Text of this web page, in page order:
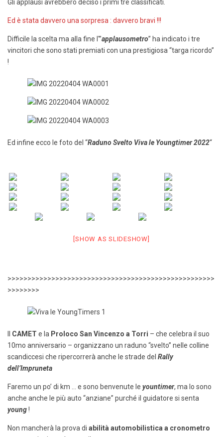
Gli applausi avrebbero deciso i primi tre classificati.
Ed è stata davvero una sorpresa : davvero bravi !!!
Difficile la scelta ma alla fine l'”applausometro” ha indicato i tre
vincitori che sono stati premiati con una prestigiosa “targa ricordo”
!
Ed infine ecco le foto del “Raduno Svelto Viva le Youngtimer 2022“
[SHOW AS SLIDESHOW]
>>>>>>>>>>>>>>>>>>>>>>>>>>>>>>>>>>>>>>>>>>>>>>>>>>>>
>>>>>>>>
CAMET e la Proloco San Vincenzo a Torri – che celebra il suo
10mo anniversario – organizzano un raduno “svelto” nelle colline
scandiccesi che ripercorrerà anche le strade del Rally
dell’Impruneta
Faremo un po’ di km … e sono benvenute le yountimer, ma lo sono
anche anche le più auto “anziane” purché il guidatore si senta
young!
Non mancherà la prova di abilità automobilistica a cronometro